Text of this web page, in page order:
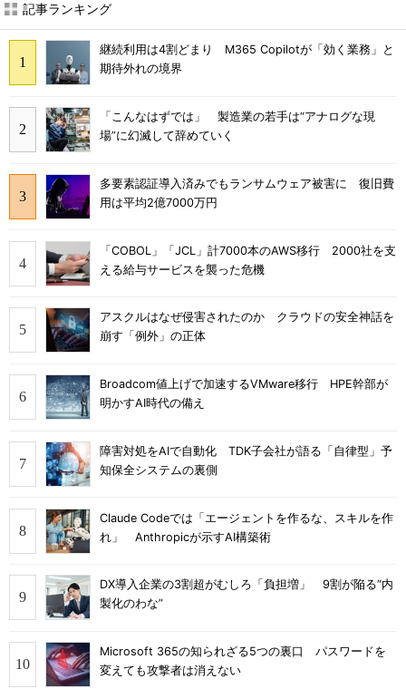
記事ランキング
継続利用は4割どまり M365 Copilotが「効く業務」と
期待外れの境界
「こんなはずでは」 製造業の若手は“アナログな現
場”に幻滅して辞めていく
多要素認証導入済みでもランサムウェア被害に 復旧費
用は平均2億7000万円
「COBOL」「JCL」計7000本のAWS移行 2000社を支
える給与サービスを襲った危機
アスクルはなぜ侵害されたのか クラウドの安全神話を
崩す「例外」の正体
Broadcom値上げで加速するVMware移行 HPE幹部が
明かすAI時代の備え
障害対処をAIで自動化 TDK子会社が語る「自律型」予
知保全システムの裏側
Claude Codeでは「エージェントを作るな、スキルを作
れ」 Anthropicが示すAI構築術
DX導入企業の3割超がむしろ「負担増」 9割が陥る“内
製化のわな”
Microsoft 365の知られざる5つの裏口 パスワードを
変えても攻撃者は消えない